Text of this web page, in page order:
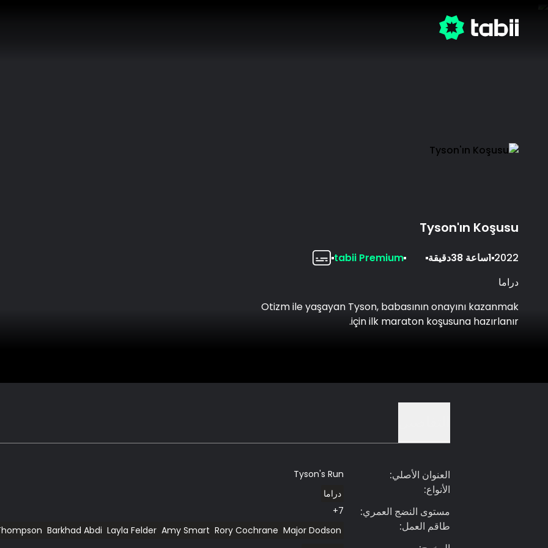
Tyson'ın Koşusu
2022 1ساعة 38دقيقة
tabii Premium
دراما
Otizm ile yaşayan Tyson, babasının onayını kazanmak
için ilk maraton koşusuna hazırlanır.
العنوان الأصلي:
Tyson's Run
الأنواع: دراما
مستوى النضج العمري:
7+
طاقم العمل:
Major Dodson
Rory Cochrane
Amy Smart
Layla Felder
Barkhad Abdi